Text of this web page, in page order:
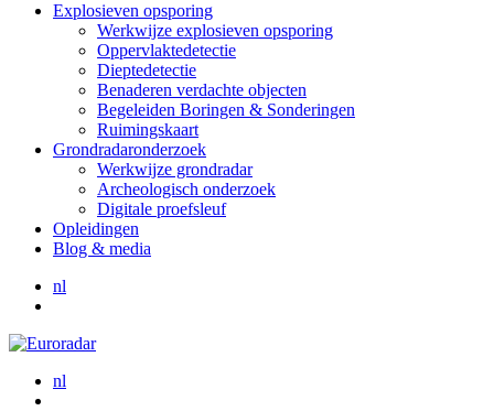
Explosieven opsporing
Werkwijze explosieven opsporing
Oppervlaktedetectie
Dieptedetectie
Benaderen verdachte objecten
Begeleiden Boringen & Sonderingen
Ruimingskaart
Grondradaronderzoek
Werkwijze grondradar
Archeologisch onderzoek
Digitale proefsleuf
Opleidingen
Blog & media
nl
nl